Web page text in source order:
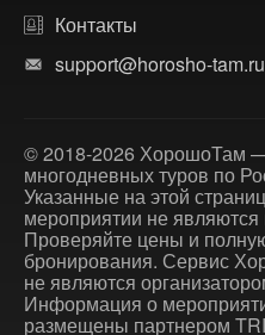
Контакты
support@horosho-tam.ru
© 2018-2026 ХорошоТам —
многодневных туров по
Указанные на этой
мероприятии не
Проверяйте цены и
бронирования. Сервис
не являются
Информация о
размещены партнером